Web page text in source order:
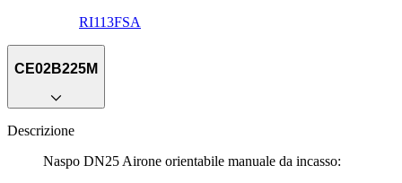
RI113FSA
CE02B225M
Descrizione
Naspo DN25 Airone orientabile manuale da incasso: